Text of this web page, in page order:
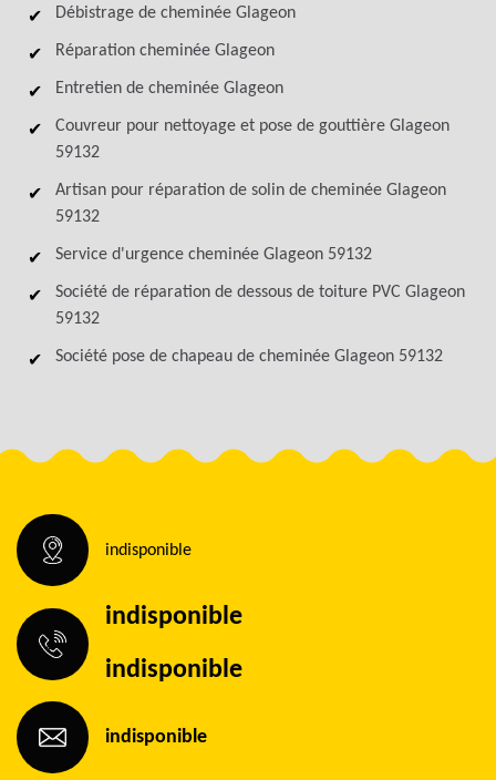
Débistrage de cheminée Glageon
Réparation cheminée Glageon
Entretien de cheminée Glageon
Couvreur pour nettoyage et pose de gouttière Glageon
59132
Artisan pour réparation de solin de cheminée Glageon
59132
Service d'urgence cheminée Glageon 59132
Société de réparation de dessous de toiture PVC Glageon
59132
Société pose de chapeau de cheminée Glageon 59132
indisponible
indisponible
indisponible
indisponible